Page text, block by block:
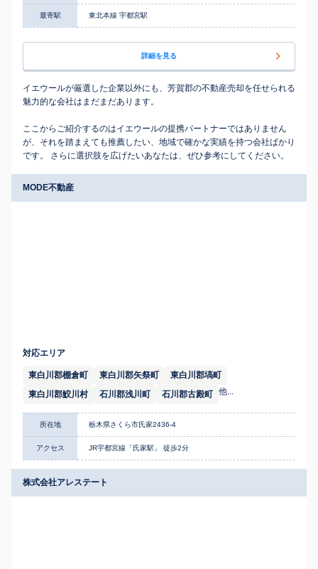
最寄駅 東北本線 宇都宮駅
詳細を見る
イエウールが厳選した企業以外にも、芳賀郡の不動産売却を任せられる
魅力的な会社はまだまだあります。
ここからご紹介するのはイエウールの提携パートナーではありません
が、それを踏まえても推薦したい、地域で確かな実績を持つ会社ばかり
です。 さらに選択肢を広げたいあなたは、ぜひ参考にしてください。
MODE不動産
対応エリア
東白川郡棚倉町 東白川郡矢祭町
東白川郡塙町
東白川郡鮫川村
石川郡浅川町 石川郡古殿町 他...
所在地 栃木県さくら市氏家2436-4
アクセス JR宇都宮線「氏家駅」 徒歩2分
株式会社アレステート